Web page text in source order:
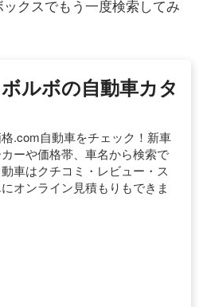
クスでもう一度検索してみ
ルボの自動車カタ
.com自動車をチェック！新車
ーや価格帯、車名から検索で
車はクチコミ・レビュー・ス
オンライン見積もりもできま